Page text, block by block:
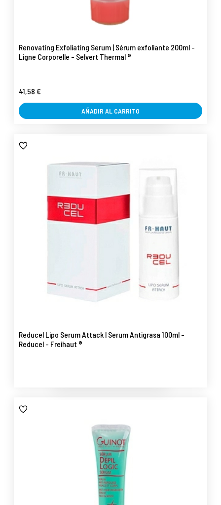
Renovating Exfoliating Serum | Sérum exfoliante 200ml -
Ligne Corporelle - Selvert Thermal ®
41,58 €
AÑADIR AL CARRITO
Reducel Lipo Serum Attack | Serum Antigrasa 100ml -
Reducel - Freihaut ®